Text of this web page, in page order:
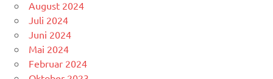
August 2024
Juli 2024
Juni 2024
Mai 2024
Februar 2024